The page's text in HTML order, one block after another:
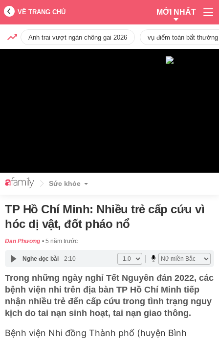
VỀ TRANG CHỦ MỚI NHẤT
Anh trai vượt ngàn chông gai 2026 vụ điểm toán bất
Sức khỏe
TP Hồ Chí Minh: Nhiều trẻ cấp cứu vì
hóc dị vật, đốt pháo nổ
Đan Phương 5 năm trước
Nghe đọc bài 2:10
Trong những ngày nghỉ Tết Nguyên đán 2022, các
bệnh viện nhi trên địa bàn TP Hồ Chí Minh tiếp
nhận nhiều trẻ đến cấp cứu trong tình trạng nguy
kịch do tai nạn sinh hoạt, tai nạn giao thông.
Bệnh viện Nhi đồng Thành phố (huyện Bình